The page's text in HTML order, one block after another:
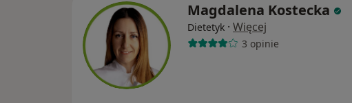
Magdalena Kostecka
Dietetyk · Więcej
3 opinie